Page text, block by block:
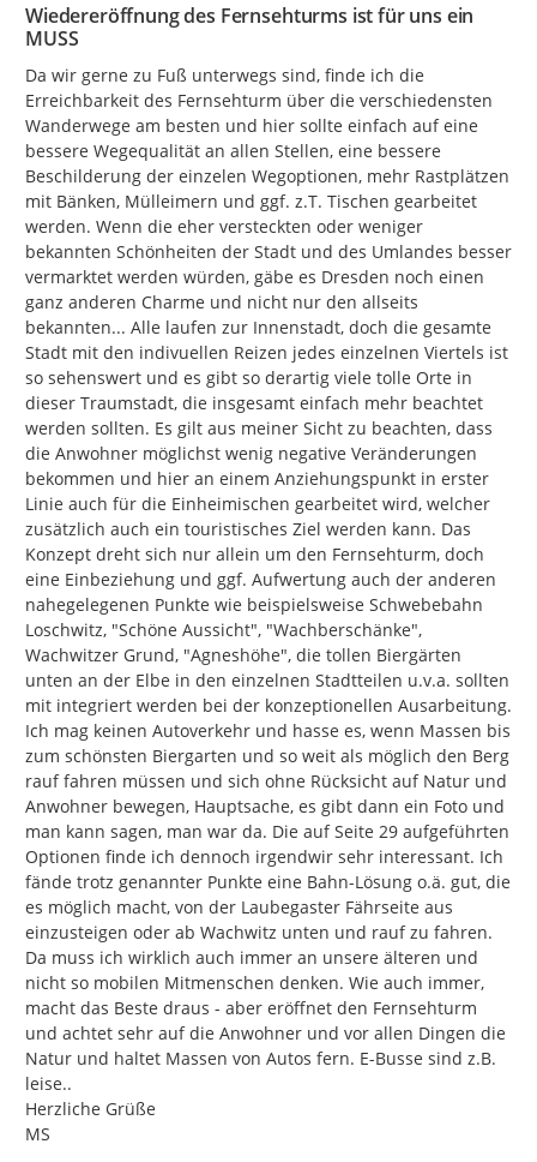
Wiedereröffnung des Fernsehturms ist für uns ein
MUSS
Da wir gerne zu Fuß unterwegs sind, finde ich die
Erreichbarkeit des Fernsehturm über die verschiedensten
Wanderwege am besten und hier sollte einfach auf eine
bessere Wegequalität an allen Stellen, eine bessere
Beschilderung der einzelen Wegoptionen, mehr Rastplätzen
mit Bänken, Mülleimern und ggf. z.T. Tischen gearbeitet
werden. Wenn die eher versteckten oder weniger
bekannten Schönheiten der Stadt und des Umlandes besser
vermarktet werden würden, gäbe es Dresden noch einen
ganz anderen Charme und nicht nur den allseits
bekannten... Alle laufen zur Innenstadt, doch die gesamte
Stadt mit den indivuellen Reizen jedes einzelnen Viertels ist
so sehenswert und es gibt so derartig viele tolle Orte in
dieser Traumstadt, die insgesamt einfach mehr beachtet
werden sollten. Es gilt aus meiner Sicht zu beachten, dass
die Anwohner möglichst wenig negative Veränderungen
bekommen und hier an einem Anziehungspunkt in erster
Linie auch für die Einheimischen gearbeitet wird, welcher
zusätzlich auch ein touristisches Ziel werden kann. Das
Konzept dreht sich nur allein um den Fernsehturm, doch
eine Einbeziehung und ggf. Aufwertung auch der anderen
nahegelegenen Punkte wie beispielsweise Schwebebahn
Loschwitz, "Schöne Aussicht", "Wachberschänke",
Wachwitzer Grund, "Agneshöhe", die tollen Biergärten
unten an der Elbe in den einzelnen Stadtteilen u.v.a. sollten
mit integriert werden bei der konzeptionellen Ausarbeitung.
Ich mag keinen Autoverkehr und hasse es, wenn Massen bis
zum schönsten Biergarten und so weit als möglich den Berg
rauf fahren müssen und sich ohne Rücksicht auf Natur und
Anwohner bewegen, Hauptsache, es gibt dann ein Foto und
man kann sagen, man war da. Die auf Seite 29 aufgeführten
Optionen finde ich dennoch irgendwir sehr interessant. Ich
fände trotz genannter Punkte eine Bahn-Lösung o.ä. gut, die
es möglich macht, von der Laubegaster Fährseite aus
einzusteigen oder ab Wachwitz unten und rauf zu fahren.
Da muss ich wirklich auch immer an unsere älteren und
nicht so mobilen Mitmenschen denken. Wie auch immer,
macht das Beste draus - aber eröffnet den Fernsehturm
und achtet sehr auf die Anwohner und vor allen Dingen die
Natur und haltet Massen von Autos fern. E-Busse sind z.B.
leise..
Herzliche Grüße
MS